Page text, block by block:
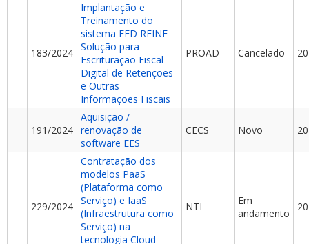
183/2024
Implantação e
Treinamento do
sistema EFD REINF
Solução para
Escrituração Fiscal
Digital de Retenções
e Outras
Informações Fiscais
PROAD Cancelado
191/2024
Aquisição /
renovação de
software EES
CECS Novo
229/2024
Contratação dos
modelos PaaS
(Plataforma como
Serviço) e IaaS
(Infraestrutura como
Serviço) na
tecnologia Cloud
NTI
Em
andamento